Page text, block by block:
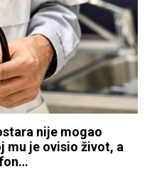
nije mogao
mu je ovisio život, a